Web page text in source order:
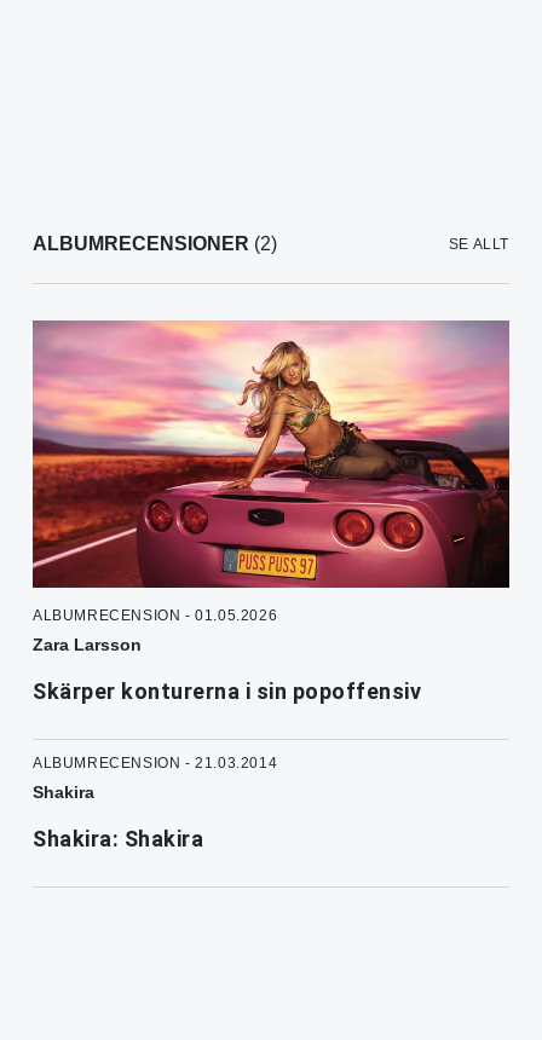
ALBUMRECENSIONER (2) SE ALLT
ALBUMRECENSION - 01.05.2026
Zara Larsson
Skärper konturerna i sin popoffensiv
ALBUMRECENSION - 21.03.2014
Shakira
Shakira: Shakira